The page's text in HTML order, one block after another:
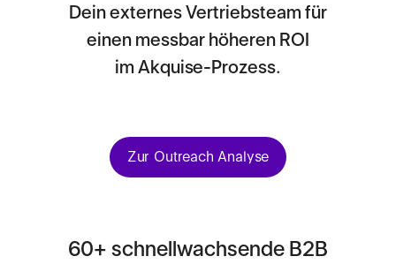
Dein externes Vertriebsteam für
einen messbar höheren ROI
im Akquise-Prozess.
Zur Outreach Analyse
60+ schnellwachsende B2B